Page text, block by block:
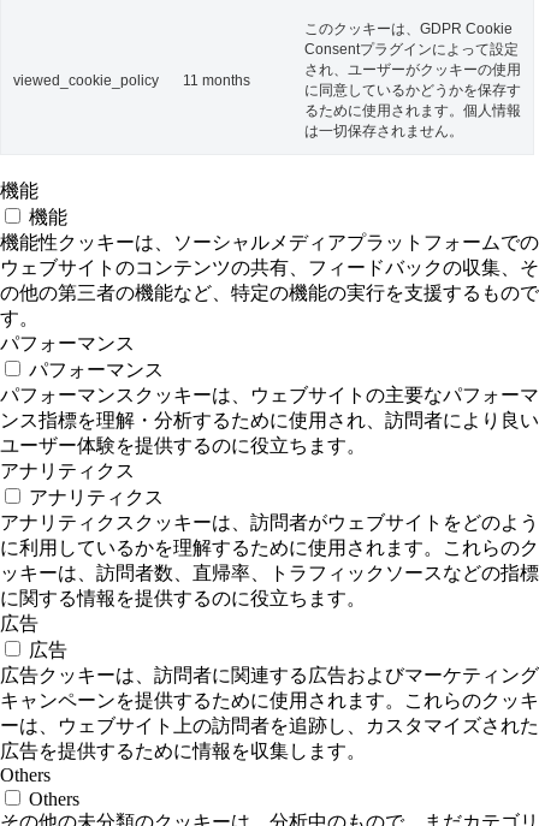
viewed_cookie_policy 11 months
このクッキーは、GDPR Cookie
Consentプラグインによって設定
され、ユーザーがクッキーの使用
に同意しているかどうかを保存す
るために使用されます。個人情報
は一切保存されません。
機能
機能
機能性クッキーは、ソーシャルメディアプラットフォームでの
ウェブサイトのコンテンツの共有、フィードバックの収集、そ
の他の第三者の機能など、特定の機能の実行を支援するもので
す。
パフォーマンス
パフォーマンス
パフォーマンスクッキーは、ウェブサイトの主要なパフォーマ
ンス指標を理解・分析するために使用され、訪問者により良い
ユーザー体験を提供するのに役立ちます。
アナリティクス
アナリティクス
アナリティクスクッキーは、訪問者がウェブサイトをどのよう
に利用しているかを理解するために使用されます。これらのク
ッキーは、訪問者数、直帰率、トラフィックソースなどの指標
に関する情報を提供するのに役立ちます。
広告
広告
広告クッキーは、訪問者に関連する広告およびマーケティング
キャンペーンを提供するために使用されます。これらのクッキ
ーは、ウェブサイト上の訪問者を追跡し、カスタマイズされた
広告を提供するために情報を収集します。
Others
Others
その他の未分類のクッキーは、分析中のもので、まだカテゴリ